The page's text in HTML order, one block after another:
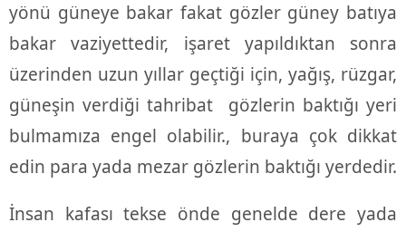
yönü güneye bakar fakat gözler güney batıya
bakar vaziyettedir, işaret yapıldıktan sonra
üzerinden uzun yıllar geçtiği için, yağış, rüzgar,
güneşin verdiği tahribat gözlerin baktığı yeri
bulmamıza engel olabilir., buraya çok dikkat
edin para yada mezar gözlerin baktığı yerdedir.
İnsan kafası tekse önde genelde dere yada